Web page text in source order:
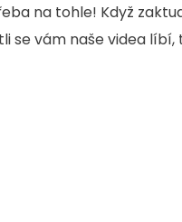
na tohle! Když
se vám naše videa